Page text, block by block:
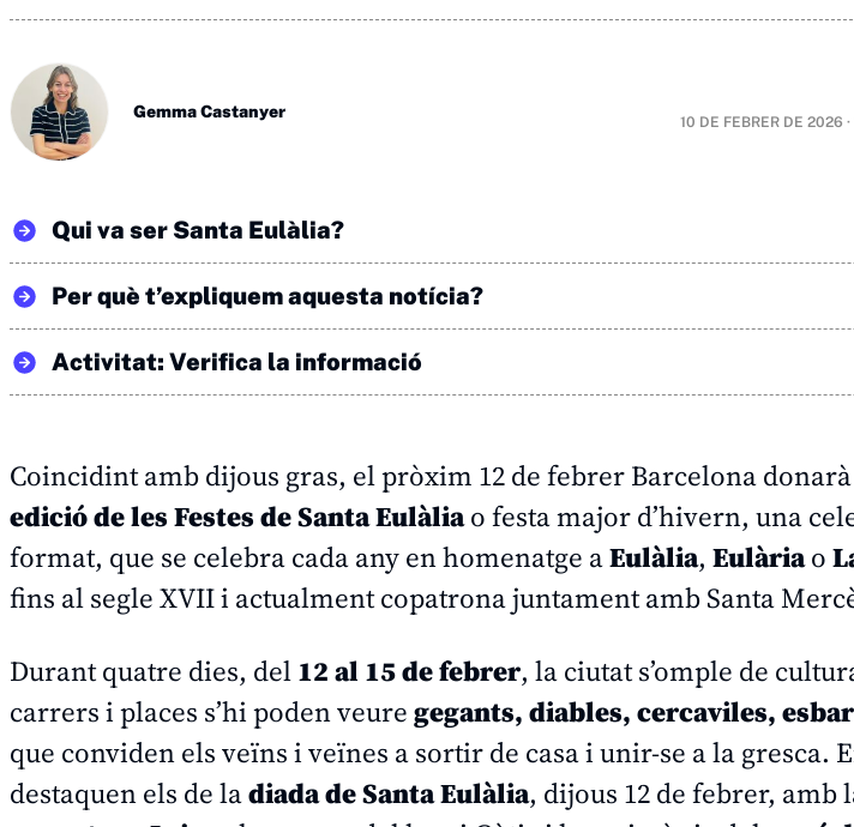
Gemma Castanyer
10 DE FEBRER DE 2026 ·
Qui va ser Santa Eulàlia?
Per què t’expliquem aquesta notícia?
Activitat: Verifica la informació
Coincidint amb dijous gras, el pròxim 12 de febrer Barcelona
edició de les Festes de Santa Eulàliao festa major d’hivern, una
format, que se celebra cada any en homenatge aEulàlia, Eulàriao
fins al segle XVII i actualment copatrona juntament amb Santa
Durant quatre dies, del12 al 15 de febrer, la ciutat s’omple de
carrers i places s’hi poden veuregegants, diables, cercaviles,
que conviden els veïns i veïnes a sortir de casa i unir-se a la gresca.
destaquen els de ladiada de Santa Eulàlia, dijous 12 de febrer, amb